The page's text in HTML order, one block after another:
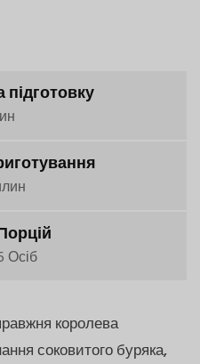
підготовку
Осіб
королева
соковитого буряка,